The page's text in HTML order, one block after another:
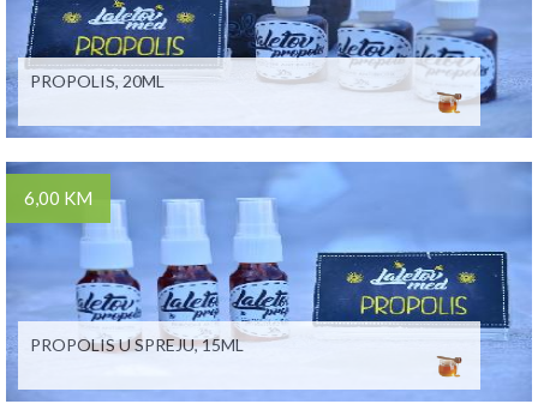
PROPOLIS, 20ML
6,00 KM
PROPOLIS U SPREJU, 15ML